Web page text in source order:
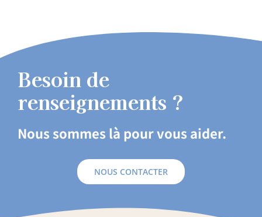
Besoin de
renseignements ?
Nous sommes là pour vous aider.
NOUS CONTACTER